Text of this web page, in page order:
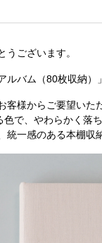
ございます。
バム（80枚収納）
様からご要望いた
で、やわらかく落
一感のある本棚収